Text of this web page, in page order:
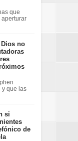
que
aperturar
no
y que las
si
de